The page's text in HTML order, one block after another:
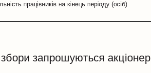
працівників на кінець періоду (осіб)
запрошуються